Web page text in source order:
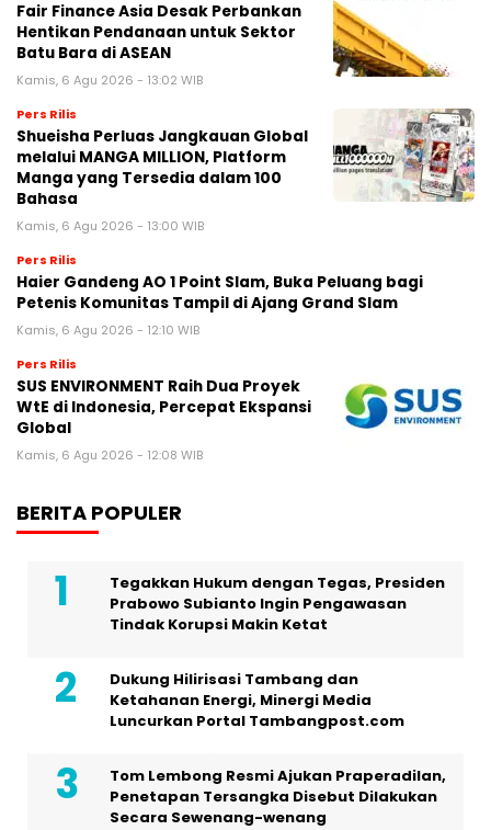
Fair Finance Asia Desak Perbankan
Hentikan Pendanaan untuk Sektor
Batu Bara di ASEAN
Kamis, 6 Agu 2026 - 13:02 WIB
Pers Rilis
Shueisha Perluas Jangkauan Global
melalui MANGA MILLION, Platform
Manga yang Tersedia dalam 100
Bahasa
Kamis, 6 Agu 2026 - 13:00 WIB
Pers Rilis
Haier Gandeng AO 1 Point Slam, Buka Peluang bagi
Petenis Komunitas Tampil di Ajang Grand Slam
Kamis, 6 Agu 2026 - 12:10 WIB
Pers Rilis
SUS ENVIRONMENT Raih Dua Proyek
WtE di Indonesia, Percepat Ekspansi
Global
Kamis, 6 Agu 2026 - 12:08 WIB
BERITA POPULER
Tegakkan Hukum dengan Tegas, Presiden
Prabowo Subianto Ingin Pengawasan
Tindak Korupsi Makin Ketat
Dukung Hilirisasi Tambang dan
Ketahanan Energi, Minergi Media
Luncurkan Portal Tambangpost.com
Tom Lembong Resmi Ajukan Praperadilan,
Penetapan Tersangka Disebut Dilakukan
Secara Sewenang-wenang